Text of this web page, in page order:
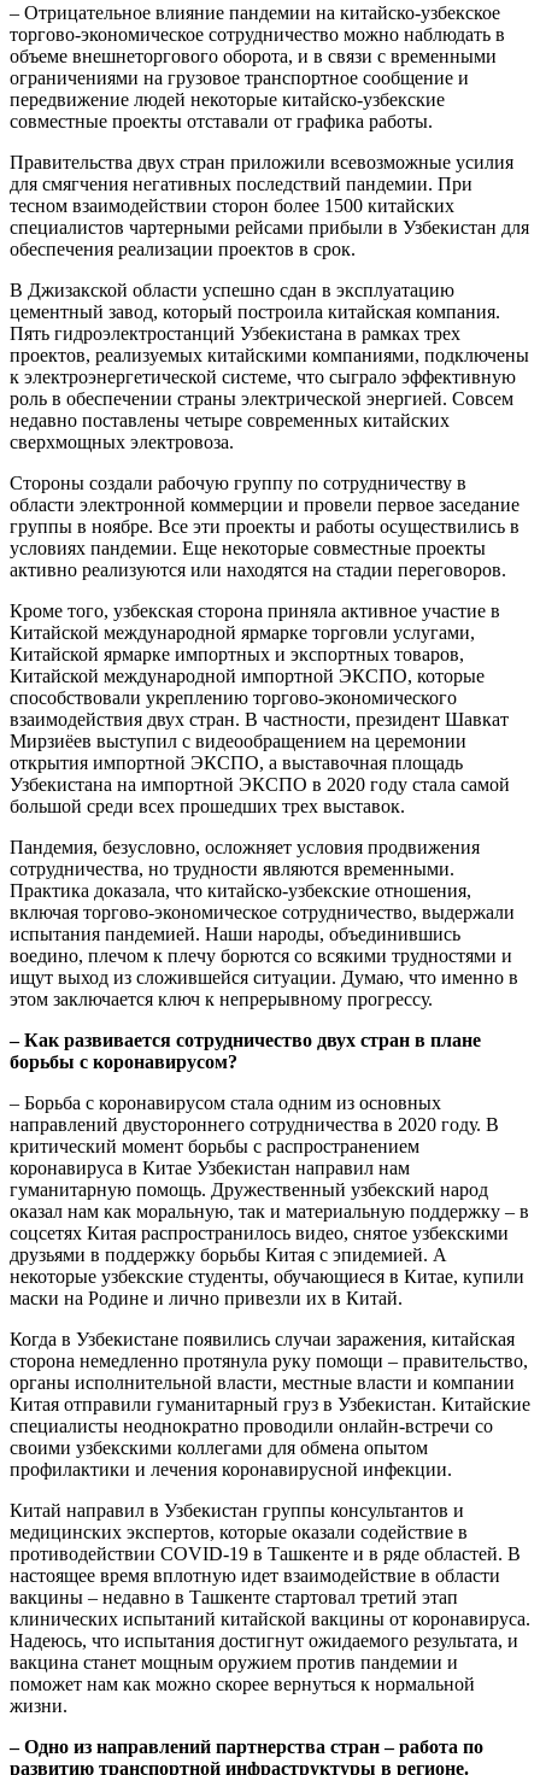
– Отрицательное влияние пандемии на китайско-узбекское
торгово-экономическое сотрудничество можно наблюдать в
объеме внешнеторгового оборота, и в связи с временными
ограничениями на грузовое транспортное сообщение и
передвижение людей некоторые китайско-узбекские
совместные проекты отставали от графика работы.
Правительства двух стран приложили всевозможные усилия
для смягчения негативных последствий пандемии. При
тесном взаимодействии сторон более 1500 китайских
специалистов чартерными рейсами прибыли в Узбекистан для
обеспечения реализации проектов в срок.
В Джизакской области успешно сдан в эксплуатацию
цементный завод, который построила китайская компания.
Пять гидроэлектростанций Узбекистана в рамках трех
проектов, реализуемых китайскими компаниями, подключены
к электроэнергетической системе, что сыграло эффективную
роль в обеспечении страны электрической энергией. Совсем
недавно поставлены четыре современных китайских
сверхмощных электровоза.
Стороны создали рабочую группу по сотрудничеству в
области электронной коммерции и провели первое заседание
группы в ноябре. Все эти проекты и работы осуществились в
условиях пандемии. Еще некоторые совместные проекты
активно реализуются или находятся на стадии переговоров.
Кроме того, узбекская сторона приняла активное участие в
Китайской международной ярмарке торговли услугами,
Китайской ярмарке импортных и экспортных товаров,
Китайской международной импортной ЭКСПО, которые
способствовали укреплению торгово-экономического
взаимодействия двух стран. В частности, президент Шавкат
Мирзиёев выступил с видеообращением на церемонии
открытия импортной ЭКСПО, а выставочная площадь
Узбекистана на импортной ЭКСПО в 2020 году стала самой
большой среди всех прошедших трех выставок.
Пандемия, безусловно, осложняет условия продвижения
сотрудничества, но трудности являются временными.
Практика доказала, что китайско-узбекские отношения,
включая торгово-экономическое сотрудничество, выдержали
испытания пандемией. Наши народы, объединившись
воедино, плечом к плечу борются со всякими трудностями и
ищут выход из сложившейся ситуации. Думаю, что именно в
этом заключается ключ к непрерывному прогрессу.
– Как развивается сотрудничество двух стран в плане
борьбы с коронавирусом?
– Борьба с коронавирусом стала одним из основных
направлений двустороннего сотрудничества в 2020 году. В
критический момент борьбы с распространением
коронавируса в Китае Узбекистан направил нам
гуманитарную помощь. Дружественный узбекский народ
оказал нам как моральную, так и материальную поддержку – в
соцсетях Китая распространилось видео, снятое узбекскими
друзьями в поддержку борьбы Китая с эпидемией. А
некоторые узбекские студенты, обучающиеся в Китае, купили
маски на Родине и лично привезли их в Китай.
Когда в Узбекистане появились случаи заражения, китайская
сторона немедленно протянула руку помощи – правительство,
органы исполнительной власти, местные власти и компании
Китая отправили гуманитарный груз в Узбекистан. Китайские
специалисты неоднократно проводили онлайн-встречи со
своими узбекскими коллегами для обмена опытом
профилактики и лечения коронавирусной инфекции.
Китай направил в Узбекистан группы консультантов и
медицинских экспертов, которые оказали содействие в
противодействии COVID-19 в Ташкенте и в ряде областей. В
настоящее время вплотную идет взаимодействие в области
вакцины – недавно в Ташкенте стартовал третий этап
клинических испытаний китайской вакцины от коронавируса.
Надеюсь, что испытания достигнут ожидаемого результата, и
вакцина станет мощным оружием против пандемии и
поможет нам как можно скорее вернуться к нормальной
жизни.
– Одно из направлений партнерства стран – работа по
развитию транспортной инфраструктуры в регионе.